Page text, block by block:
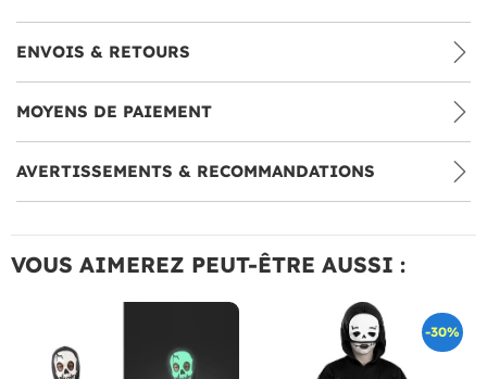
ENVOIS & RETOURS
MOYENS DE PAIEMENT
AVERTISSEMENTS & RECOMMANDATIONS
VOUS AIMEREZ PEUT-ÊTRE AUSSI :
-30%